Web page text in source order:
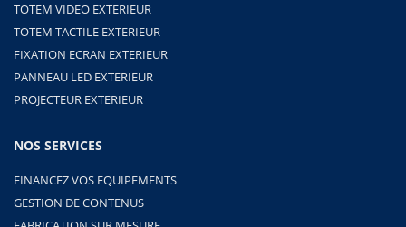
TOTEM VIDEO EXTERIEUR
TOTEM TACTILE EXTERIEUR
FIXATION ECRAN EXTERIEUR
PANNEAU LED EXTERIEUR
PROJECTEUR EXTERIEUR
NOS SERVICES
FINANCEZ VOS EQUIPEMENTS
GESTION DE CONTENUS